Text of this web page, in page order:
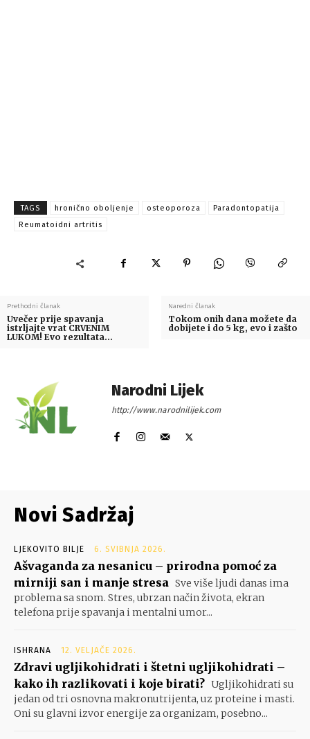
TAGS hronično oboljenje osteoporoza
Paradontopatija
Reumatoidni artritis
Prethodni članak
Uvečer prije spavanja
istrljajte vrat CRVENIM
LUKOM! Evo rezultata…
Naredni članak
Tokom onih dana možete da
dobijete i do 5 kg, evo i zašto
Narodni Lijek
http://www.narodnilijek.com
Novi Sadržaj
LJEKOVITO BILJE 6. SVIBNJA 2026.
Ašvaganda za nesanicu – prirodna pomoć za
mirniji san i manje stresa Sve više ljudi danas ima
problema sa snom. Stres, ubrzan način života, ekran
telefona prije spavanja i mentalni umor...
ISHRANA 12. VELJAČE 2026.
Zdravi ugljikohidrati i štetni ugljikohidrati –
kako ih razlikovati i koje birati? Ugljikohidrati su
jedan od tri osnovna makronutrijenta, uz proteine i masti.
Oni su glavni izvor energije za organizam, posebno...